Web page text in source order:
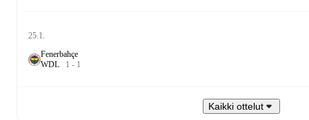
25.1.
Fenerbahçe
WDL 1 - 1
Kaikki ottelut